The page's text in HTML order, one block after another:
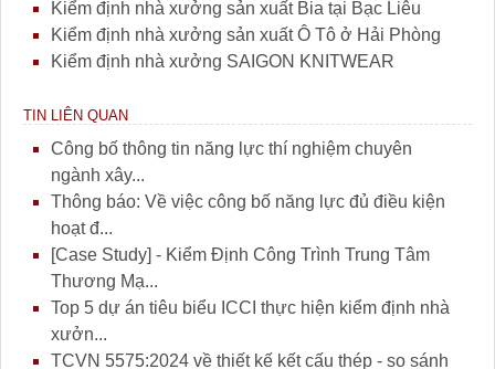
Kiểm định nhà xưởng sản xuất Bia tại Bạc Liêu
Kiểm định nhà xưởng sản xuất Ô Tô ở Hải Phòng
Kiểm định nhà xưởng SAIGON KNITWEAR
TIN LIÊN QUAN
Công bố thông tin năng lực thí nghiệm chuyên
ngành xây...
Thông báo: Về việc công bố năng lực đủ điều kiện
hoạt đ...
[Case Study] - Kiểm Định Công Trình Trung Tâm
Thương Mạ...
Top 5 dự án tiêu biểu ICCI thực hiện kiểm định nhà
xưởn...
TCVN 5575:2024 về thiết kế kết cấu thép - so sánh